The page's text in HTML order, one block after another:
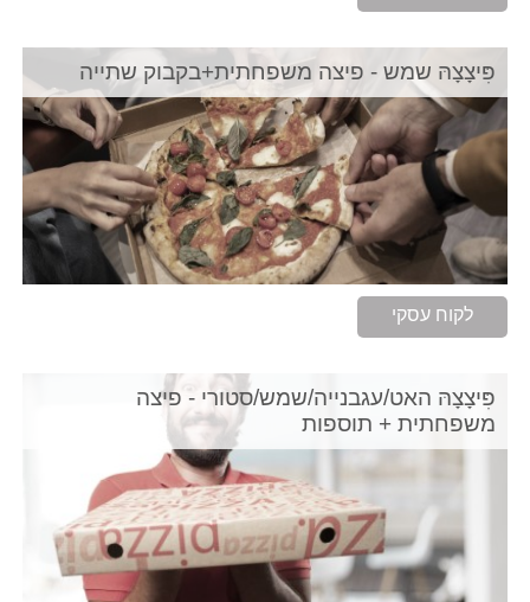
פִּיצָצָהּ שמש - פיצה משפחתית+בקבוק שתייה
לקוח עסקי
פִּיצָצָהּ האט/עגבנייה/שמש/סטורי - פיצה
משפחתית + תוספות